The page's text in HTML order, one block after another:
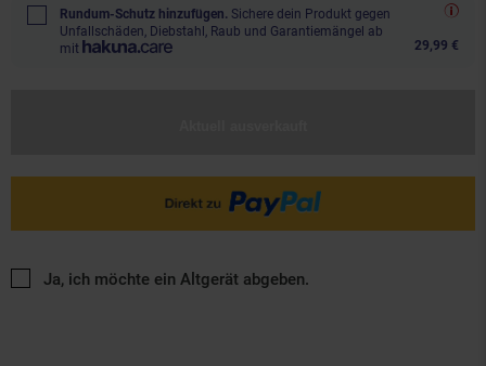
Rundum-Schutz hinzufügen. Sichere dein Produkt gegen
Unfallschäden, Diebstahl, Raub und Garantiemängel ab
mit
29,99 €
Ja, ich möchte ein Altgerät abgeben.